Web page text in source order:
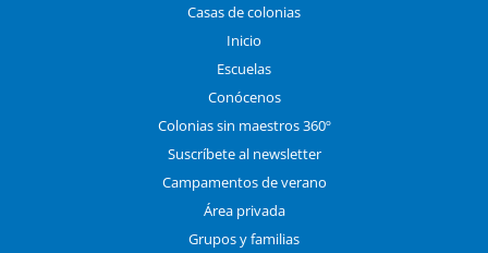
Casas de colonias
Inicio
Escuelas
Conócenos
Colonias sin maestros 360º
Suscríbete al newsletter
Campamentos de verano
Área privada
Grupos y familias